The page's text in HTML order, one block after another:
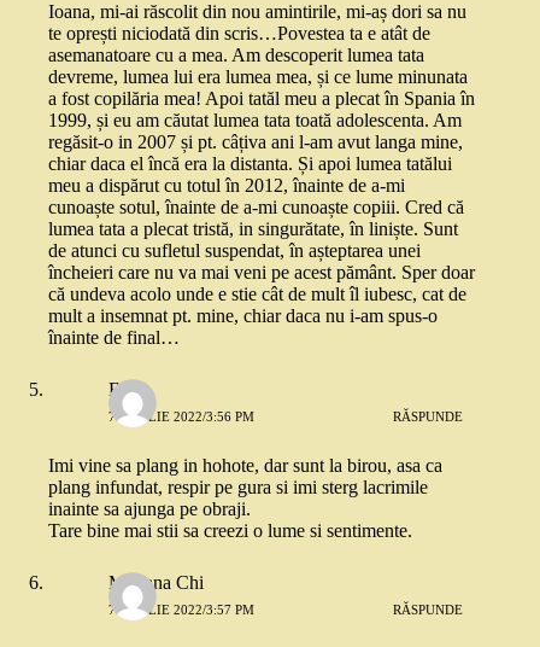
Ioana, mi-ai răscolit din nou amintirile, mi-aș dori sa nu
te oprești niciodată din scris…Povestea ta e atât de
asemanatoare cu a mea. Am descoperit lumea tata
devreme, lumea lui era lumea mea, și ce lume minunata
a fost copilăria mea! Apoi tatăl meu a plecat în Spania în
1999, și eu am căutat lumea tata toată adolescenta. Am
regăsit-o in 2007 și pt. câțiva ani l-am avut langa mine,
chiar daca el încă era la distanta. Și apoi lumea tatălui
meu a dispărut cu totul în 2012, înainte de a-mi
cunoaște sotul, înainte de a-mi cunoaște copiii. Cred că
lumea tata a plecat tristă, in singurătate, în liniște. Sunt
de atunci cu sufletul suspendat, în așteptarea unei
încheieri care nu va mai veni pe acest pământ. Sper doar
că undeva acolo unde e stie cât de mult îl iubesc, cat de
mult a insemnat pt. mine, chiar daca nu i-am spus-o
înainte de final…
Eliza
7 APRILIE 2022/3:56 PM RĂSPUNDE
Imi vine sa plang in hohote, dar sunt la birou, asa ca
plang infundat, respir pe gura si imi sterg lacrimile
inainte sa ajunga pe obraji.
Tare bine mai stii sa creezi o lume si sentimente.
Mariana Chi
7 APRILIE 2022/3:57 PM RĂSPUNDE